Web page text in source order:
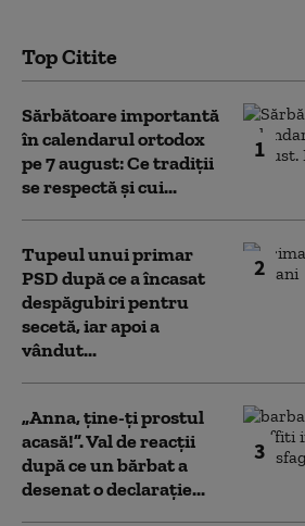
Top Citite
1
Sărbătoare importantă
în calendarul ortodox
pe 7 august: Ce tradiții
se respectă și cui...
2
Tupeul unui primar
PSD după ce a încasat
despăgubiri pentru
secetă, iar apoi a
vândut...
3
„Anna, ţine-ţi prostul
acasă!”. Val de reacții
după ce un bărbat a
desenat o declarație...